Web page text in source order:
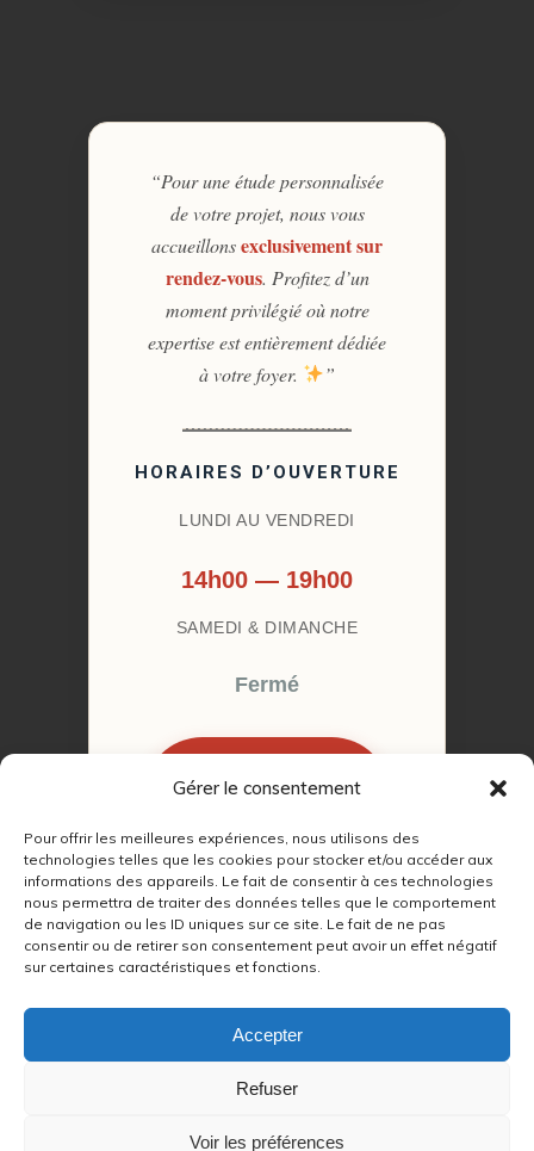
Gérer le consentement
Pour offrir les meilleures expériences, nous utilisons des
technologies telles que les cookies pour stocker et/ou accéder aux
informations des appareils. Le fait de consentir à ces technologies
nous permettra de traiter des données telles que le comportement
de navigation ou les ID uniques sur ce site. Le fait de ne pas
consentir ou de retirer son consentement peut avoir un effet négatif
sur certaines caractéristiques et fonctions.
Accepter
Refuser
Voir les préférences
“Pour une étude personnalisée
de votre projet, nous vous
accueillonsexclusivement sur
rendez-vous. Profitez d’un
moment privilégié où notre
expertise est entièrement dédiée
à votre foyer.
”
HORAIRES D’OUVERTURE
LUNDI AU VENDREDI
14h00 — 19h00
SAMEDI & DIMANCHE
Fermé
RENDEZ-VOUS
© 2022 – 2026Autour du Feu 77
RGPD
lien|